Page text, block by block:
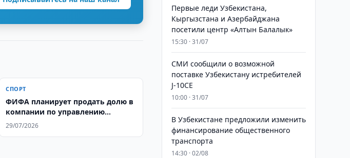
СПОРТ
ФИФА планирует продать долю в
компании по управлению
турнирами
29/07/2026
Первые леди Узбекистана,
Кыргызстана и Азербайджана
посетили центр «Алтын Балалык»
15:30 · 31/07
СМИ сообщили о возможной
поставке Узбекистану истребителей
J-10CE
10:00 · 31/07
В Узбекистане предложили изменить
финансирование общественного
транспорта
14:30 · 02/08